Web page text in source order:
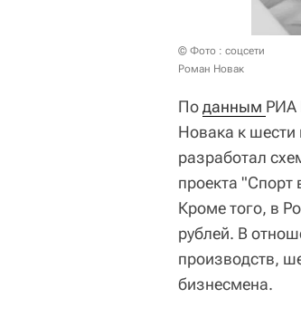
© Фото : соцсети
Роман Новак
Поданным РИА
Новака к шести
разработал
проекта
Кроме того, в
рублей. В
производств,
бизнесмена.